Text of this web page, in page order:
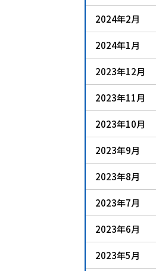
2024年2月
2024年1月
2023年12月
2023年11月
2023年10月
2023年9月
2023年8月
2023年7月
2023年6月
2023年5月